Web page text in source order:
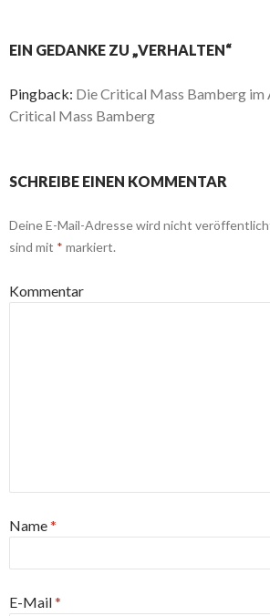
EIN GEDANKE ZU „VERHALTEN“
Pingback: Die Critical Mass Bamberg im
Critical Mass Bamberg
SCHREIBE EINEN KOMMENTAR
Deine E-Mail-Adresse wird nicht
sind mit * markiert.
Kommentar
Name*
E-Mail*